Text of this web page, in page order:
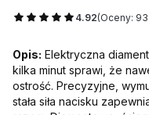
4.92(Oceny:
Opis: Elektryczna
kilka minut sprawi, że
ostrość. Precyzyjne,
stała siła nacisku